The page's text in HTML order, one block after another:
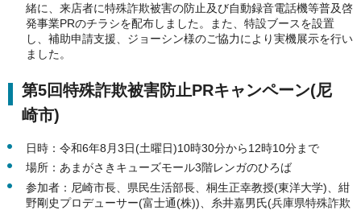
緒に、来店者に特殊詐欺被害の防止及び自動録音電話機等普及啓
発事業PRのチラシを配布しました。また、特設ブースを設置
し、補助申請支援、ジョーシン様のご協力により実機展示を行い
ました。
第5回特殊詐欺被害防止PRキャンペーン(尼
崎市)
日時：令和6年8月3日(土曜日)10時30分から12時10分まで
場所：あまがさきキューズモール3階レンガのひろば
参加者：尼崎市長、県民生活部長、桐生正幸教授(東洋大学)、紺
野剛史プロデューサー(富士通(株))、糸井嘉男氏(兵庫県特殊詐欺